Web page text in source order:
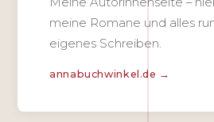
meine Romane und alles
eigenes Schreiben.
annabuchwinkel.de →